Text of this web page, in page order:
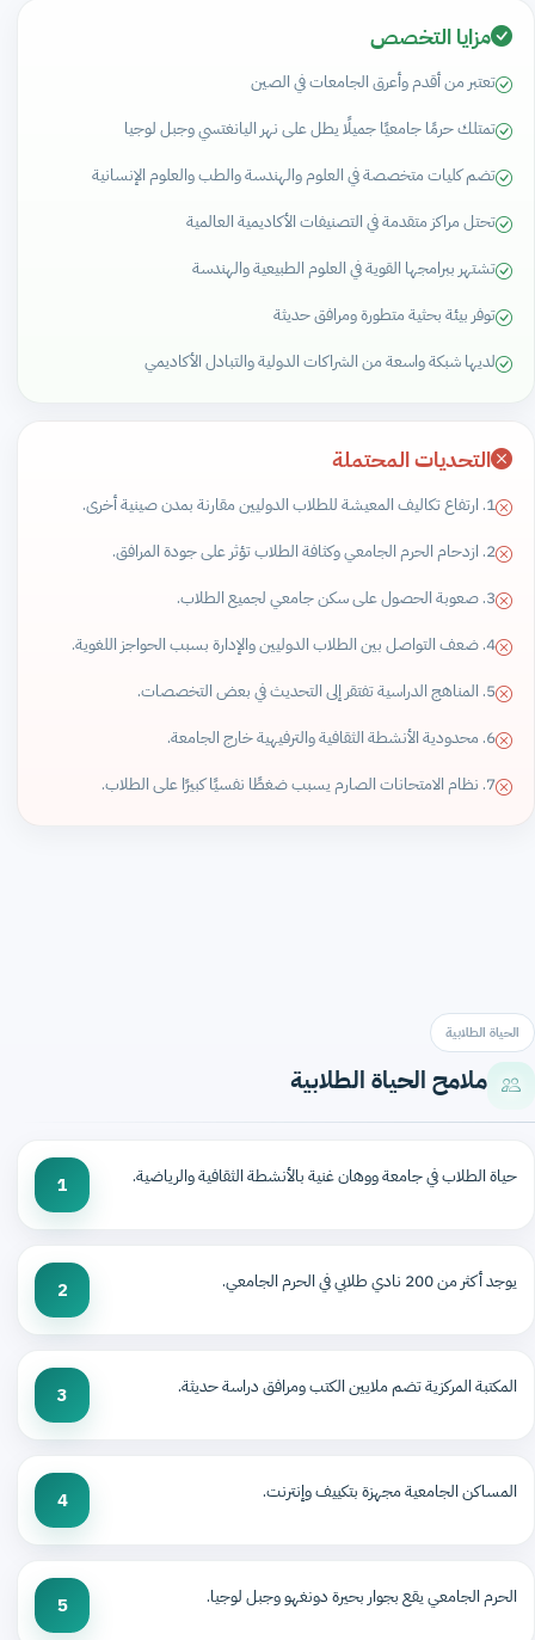
مزايا التخصص
تعتبر من أقدم وأعرق الجامعات في الصين
تمتلك حرمًا جامعيًا جميلًا يطل على نهر اليانغتسي وجبل لوجيا
تضم كليات متخصصة في العلوم والهندسة والطب والعلوم الإنسانية
تحتل مراكز متقدمة في التصنيفات الأكاديمية العالمية
تشتهر ببرامجها القوية في العلوم الطبيعية والهندسة
توفر بيئة بحثية متطورة ومرافق حديثة
لديها شبكة واسعة من الشراكات الدولية والتبادل الأكاديمي
التحديات المحتملة
1. ارتفاع تكاليف المعيشة للطلاب الدوليين مقارنة بمدن صينية أخرى.
2. ازدحام الحرم الجامعي وكثافة الطلاب تؤثر على جودة المرافق.
3. صعوبة الحصول على سكن جامعي لجميع الطلاب.
4. ضعف التواصل بين الطلاب الدوليين والإدارة بسبب الحواجز اللغوية.
5. المناهج الدراسية تفتقر إلى التحديث في بعض التخصصات.
6. محدودية الأنشطة الثقافية والترفيهية خارج الجامعة.
7. نظام الامتحانات الصارم يسبب ضغطًا نفسيًا كبيرًا على الطلاب.
الحياة الطلابية
ملامح الحياة الطلابية
حياة الطلاب في جامعة ووهان غنية بالأنشطة الثقافية والرياضية. 1
يوجد أكثر من 200 نادي طلابي في الحرم الجامعي. 2
المكتبة المركزية تضم ملايين الكتب ومرافق دراسة حديثة. 3
المساكن الجامعية مجهزة بتكييف وإنترنت. 4
الحرم الجامعي يقع بجوار بحيرة دونغهو وجبل لوجيا. 5